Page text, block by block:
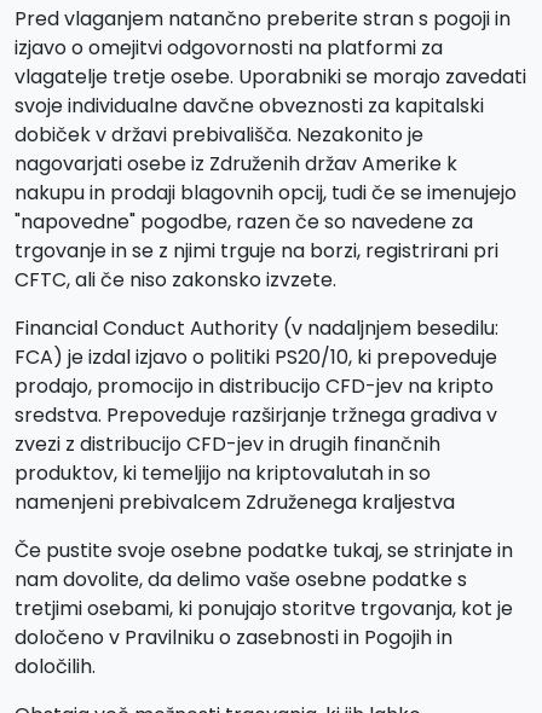
Pred vlaganjem natančno preberite stran s pogoji in
izjavo o omejitvi odgovornosti na platformi za
vlagatelje tretje osebe. Uporabniki se morajo zavedati
svoje individualne davčne obveznosti za kapitalski
dobiček v državi prebivališča. Nezakonito je
nagovarjati osebe iz Združenih držav Amerike k
nakupu in prodaji blagovnih opcij, tudi če se imenujejo
"napovedne" pogodbe, razen če so navedene za
trgovanje in se z njimi trguje na borzi, registrirani pri
CFTC, ali če niso zakonsko izvzete.
Financial Conduct Authority (v nadaljnjem besedilu:
FCA) je izdal izjavo o politiki PS20/10, ki prepoveduje
prodajo, promocijo in distribucijo CFD-jev na kripto
sredstva. Prepoveduje razširjanje tržnega gradiva v
zvezi z distribucijo CFD-jev in drugih finančnih
produktov, ki temeljijo na kriptovalutah in so
namenjeni prebivalcem Združenega kraljestva
Če pustite svoje osebne podatke tukaj, se strinjate in
nam dovolite, da delimo vaše osebne podatke s
tretjimi osebami, ki ponujajo storitve trgovanja, kot je
določeno v Pravilniku o zasebnosti in Pogojih in
določilih.